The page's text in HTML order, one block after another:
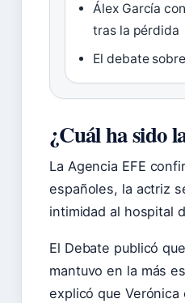
Álex García
tras la pérdida
El debate
¿Cuál ha sido
La Agencia EFE
españoles, la actriz
intimidad al hospital
El Debate publicó
mantuvo en la más
explicó que